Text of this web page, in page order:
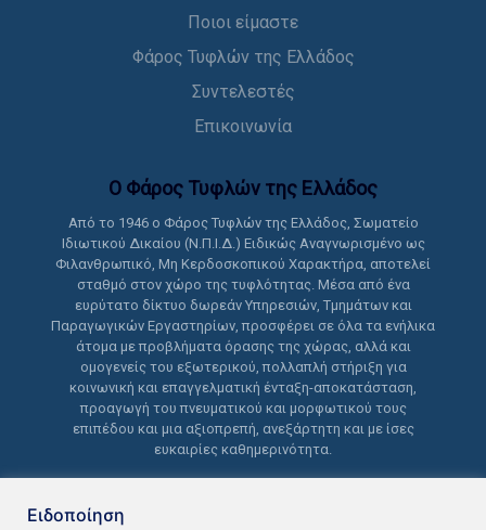
Ποιοι είμαστε
Φάρος Τυφλών της Ελλάδος
Συντελεστές
Επικοινωνία
Ο Φάρος Τυφλών της Ελλάδoς
Από το 1946 ο Φάρος Τυφλών της Ελλάδος, Σωματείο
Ιδιωτικού Δικαίου (Ν.Π.Ι.Δ.) Ειδικώς Αναγνωρισμένο ως
Φιλανθρωπικό, Μη Κερδοσκοπικού Χαρακτήρα, αποτελεί
σταθμό στον χώρο της τυφλότητας. Μέσα από ένα
ευρύτατο δίκτυο δωρεάν Υπηρεσιών, Τμημάτων και
Παραγωγικών Εργαστηρίων, προσφέρει σε όλα τα ενήλικα
άτομα με προβλήματα όρασης της χώρας, αλλά και
ομογενείς του εξωτερικού, πολλαπλή στήριξη για
κοινωνική και επαγγελματική ένταξη-αποκατάσταση,
προαγωγή του πνευματικού και μορφωτικού τους
επιπέδου και μια αξιοπρεπή, ανεξάρτητη και με ίσες
ευκαιρίες καθημερινότητα.
Ειδοποίηση